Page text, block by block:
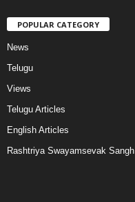
POPULAR CATEGORY
News
Telugu
Views
Telugu Articles
English Articles
Rashtriya Swayamsevak Sangh